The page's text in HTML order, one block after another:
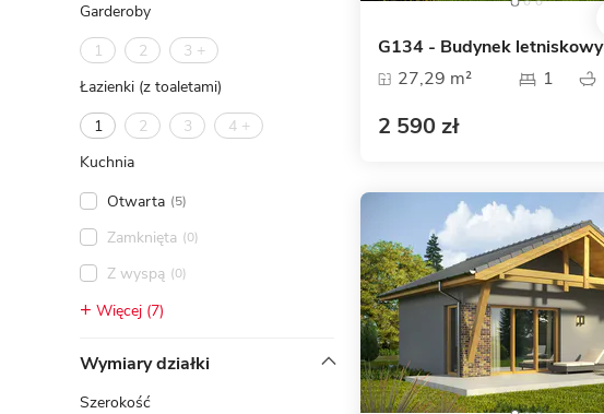
Garderoby
1
2
3 +
Łazienki (z toaletami)
1
2 3
4 +
Kuchnia
Otwarta (5)
Zamknięta (0)
Z wyspą (0)
Więcej (7)
Wymiary działki
Szerokość
G134 - Budynek letniskowy
27,29 m²
1
2 590 zł